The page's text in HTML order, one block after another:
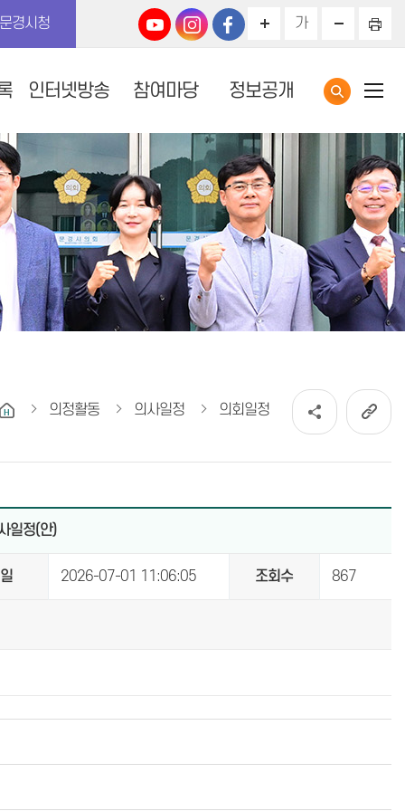
문경시청 가
인터넷방송 참여마당 정보공개
의정활동 의사일정 의회일정
일정(안)
2026-07-01 11:06:05 조회수 867